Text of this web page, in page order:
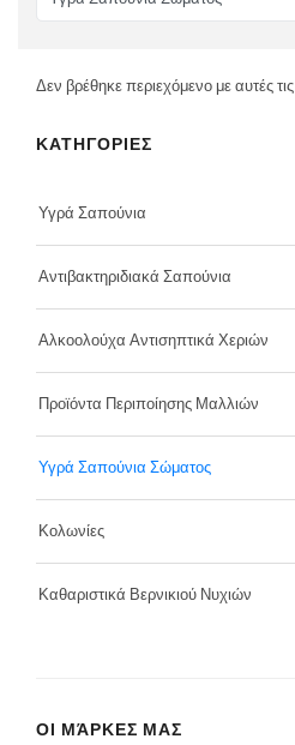
Δεν βρέθηκε περιεχόμενο με αυτές
ΚΑΤΗΓΟΡΙΕΣ
Υγρά Σαπούνια
Αντιβακτηριδιακά Σαπούνια
Αλκοολούχα Αντισηπτικά Χεριών
Προϊόντα Περιποίησης Μαλλιών
Υγρά Σαπούνια Σώματος
Κολωνίες
Καθαριστικά Βερνικιού Νυχιών
ΟΙ ΜΆΡΚΕΣ ΜΑΣ